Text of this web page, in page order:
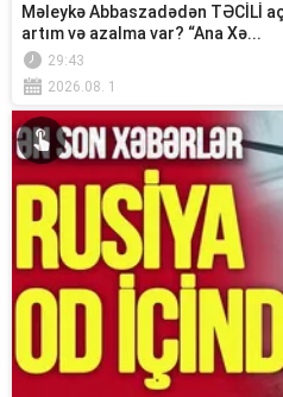
Məleykə Abbaszadədən TƏCİLİ
artım və azalma var? “Ana Xə...
29:43
2026.08. 1